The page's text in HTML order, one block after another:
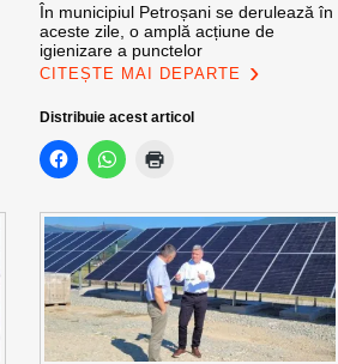
În municipiul Petroșani se derulează în
aceste zile, o amplă acțiune de
igienizare a punctelor
CITEȘTE MAI DEPARTE
Distribuie acest articol